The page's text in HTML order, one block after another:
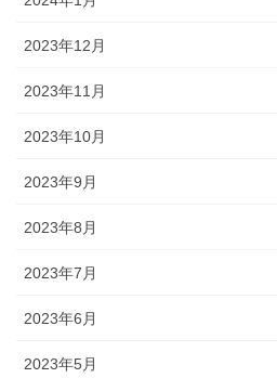
2023年12月
2023年11月
2023年10月
2023年9月
2023年8月
2023年7月
2023年6月
2023年5月